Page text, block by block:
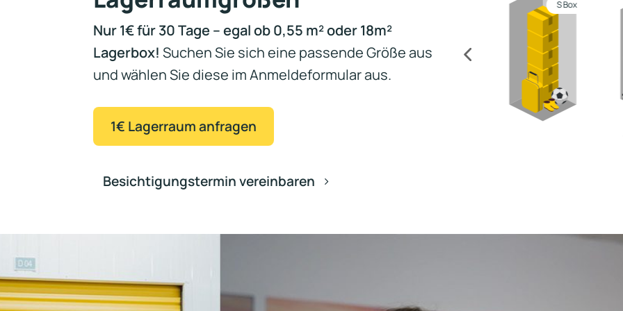
Nur 1€ für 30 Tage – egal ob 0,55 m² oder 18m²
Lagerbox!Suchen Sie sich eine passende Größe aus
und wählen Sie diese im Anmeldeformular aus.
1€ Lagerraum anfragen
Besichtigungstermin vereinbaren
Giga Box Außenbox S Box